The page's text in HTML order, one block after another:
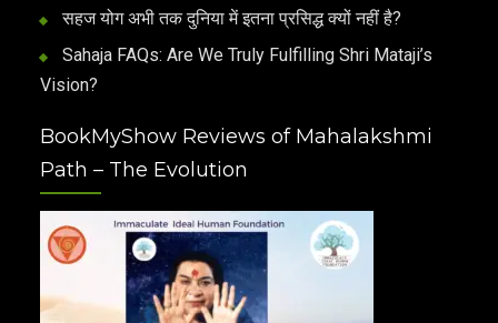
सहज योग अभी तक दुनिया में इतना प्रसिद्ध क्यों नहीं है?
Sahaja FAQs: Are We Truly Fulfilling Shri Mataji’s
Vision?
BookMyShow Reviews of Mahalakshmi
Path – The Evolution